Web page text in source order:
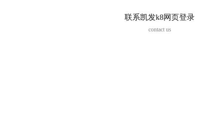
联系凯发k8网页登录
contact us